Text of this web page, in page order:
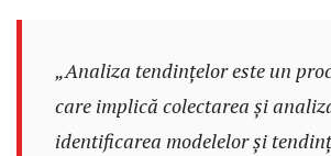
„Analiza tendințelor este un
care implică colectarea și
identificarea modelelor și